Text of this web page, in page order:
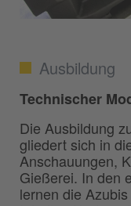
Ausbildung
Technischer
Die Ausbildung
gliedert sich in
Anschauungen,
Gießerei. In den
lernen die